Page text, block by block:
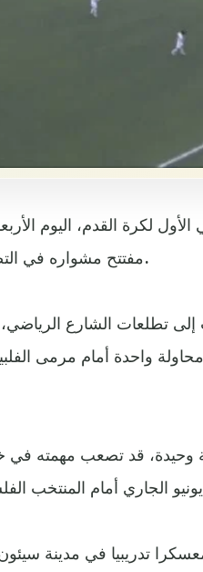
لكرة القدم، اليوم
مفتتح مشواره في التصفيات المؤهلة لنهائيات كأس آسيا 2023م.
إلى تطلعات الشارع
محاولة واحدة أمام مرمى
تدريبيا في مدينة